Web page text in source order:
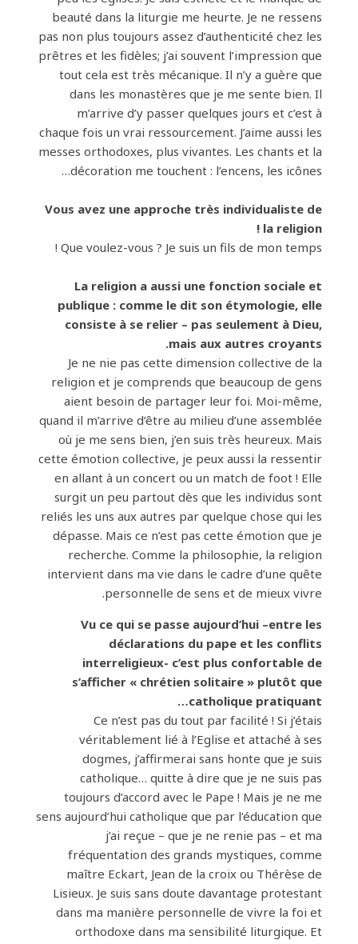
beauté dans la liturgie me heurte. Je ne ressens
pas non plus toujours assez d’authenticité chez les
prêtres et les fidèles; j’ai souvent l’impression que
tout cela est très mécanique. Il n’y a guère que
dans les monastères que je me sente bien. Il
m’arrive d’y passer quelques jours et c’est à
chaque fois un vrai ressourcement. J’aime aussi les
messes orthodoxes, plus vivantes. Les chants et la
décoration me touchent : l’encens, les icônes…
Vous avez une approche très individualiste de
la religion !
Que voulez-vous ? Je suis un fils de mon temps !
La religion a aussi une fonction sociale et
publique : comme le dit son étymologie, elle
consiste à se relier – pas seulement à Dieu,
mais aux autres croyants.
Je ne nie pas cette dimension collective de la
religion et je comprends que beaucoup de gens
aient besoin de partager leur foi. Moi-même,
quand il m’arrive d’être au milieu d’une assemblée
où je me sens bien, j’en suis très heureux. Mais
cette émotion collective, je peux aussi la ressentir
en allant à un concert ou un match de foot ! Elle
surgit un peu partout dès que les individus sont
reliés les uns aux autres par quelque chose qui les
dépasse. Mais ce n’est pas cette émotion que je
recherche. Comme la philosophie, la religion
intervient dans ma vie dans le cadre d’une quête
personnelle de sens et de mieux vivre.
Vu ce qui se passe aujourd’hui –entre les
déclarations du pape et les conflits
interreligieux- c’est plus confortable de
s’afficher « chrétien solitaire » plutôt que
catholique pratiquant…
Ce n’est pas du tout par facilité ! Si j’étais
véritablement lié à l’Eglise et attaché à ses
dogmes, j’affirmerai sans honte que je suis
catholique… quitte à dire que je ne suis pas
toujours d’accord avec le Pape ! Mais je ne me
sens aujourd’hui catholique que par l’éducation que
j’ai reçue – que je ne renie pas – et ma
fréquentation des grands mystiques, comme
maître Eckart, Jean de la croix ou Thérèse de
Lisieux. Je suis sans doute davantage protestant
dans ma manière personnelle de vivre la foi et
orthodoxe dans ma sensibilité liturgique. Et